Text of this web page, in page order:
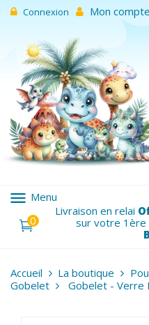
Connexion Mon compte
menu Menu
0
Livraison en relai
sur votre 1ère
Accueil La boutique
Gobelet
Gobelet - Verre